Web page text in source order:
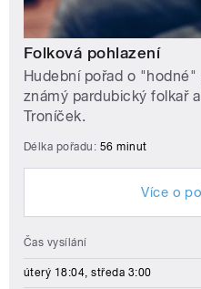
Folková pohlazení
Hudební pořad o
známý pardubický folkař
Troníček.
Délka pořadu: 56 minut
Více o
Čas vysílání
úterý 18:04, středa 3:00